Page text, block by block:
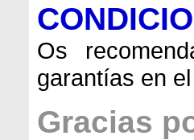
Os
garantías en
Gracias